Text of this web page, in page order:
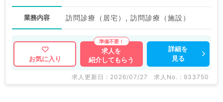
業務内容 訪問診療（居宅）, 訪問診療（施設）
お気に入り
求人を
紹介してもらう
詳細を
見る
求人更新日 : 2026/07/27 求人No. : 933750